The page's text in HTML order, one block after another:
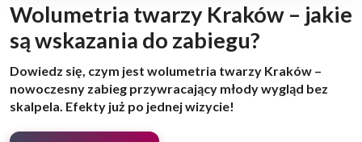
Wolumetria twarzy Kraków – jakie
są wskazania do zabiegu?
Dowiedz się, czym jest wolumetria twarzy Kraków –
nowoczesny zabieg przywracający młody wygląd bez
skalpela. Efekty już po jednej wizycie!